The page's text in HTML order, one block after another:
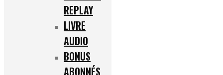
REPLAY
LIVRE
AUDIO
BONUS
ABONNÉS